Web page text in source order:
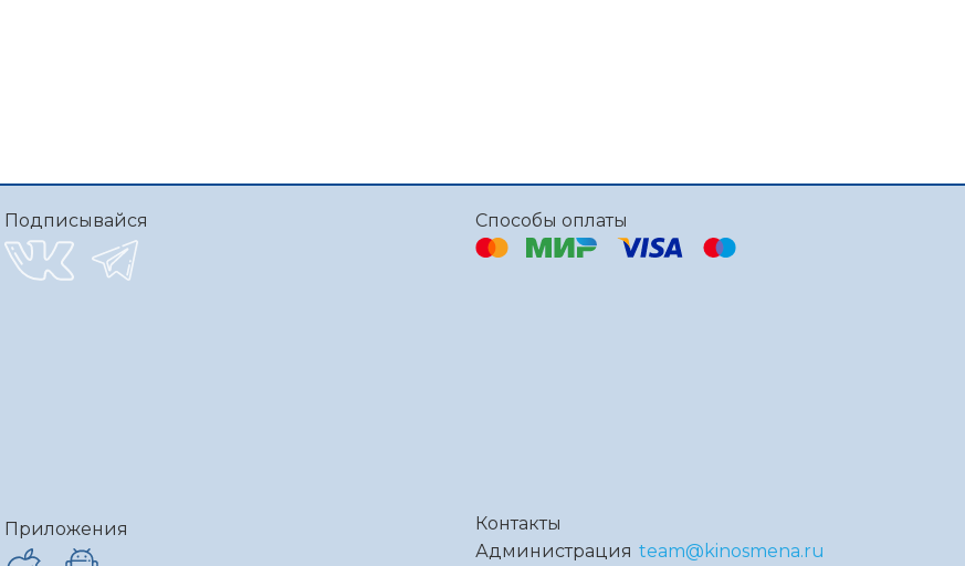
Подписывайся
Приложения
Способы оплаты
Контакты
Администрация team@kinosmena.ru